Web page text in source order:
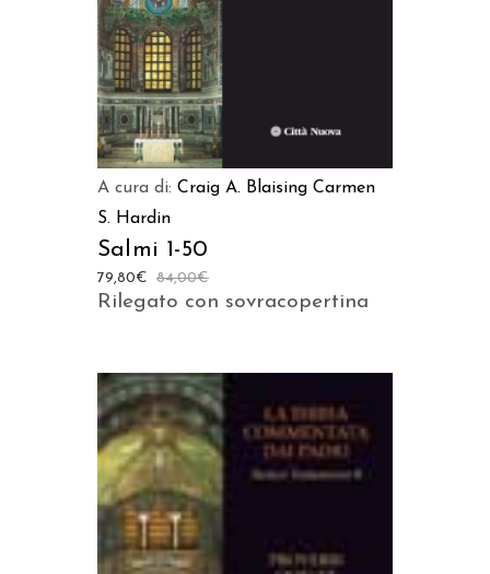
A cura di: Craig A. Blaising Carmen
S. Hardin
Salmi 1-50
84,00€
79,80€
Rilegato con sovracopertina